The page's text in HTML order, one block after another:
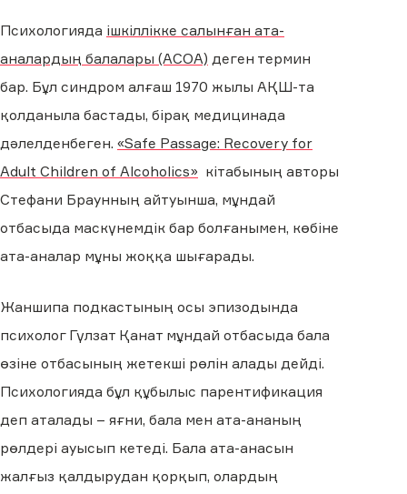
Психологияда ішкіллікке салынған ата-
аналардың балалары (ACОA) деген термин
бар. Бұл синдром алғаш 1970 жылы АҚШ-та
қолданыла бастады, бірақ медицинада
дәлелденбеген. «Safe Passage: Recovery for
Adult Children of Alcoholics» кітабының авторы
Стефани Браунның айтуынша, мұндай
отбасыда маскүнемдік бар болғанымен, көбіне
ата-аналар мұны жоққа шығарады.
Жаншипа подкастының осы эпизодында
психолог Гүлзат Қанат мұндай отбасыда бала
өзіне отбасының жетекші рөлін алады дейді.
Психологияда бұл құбылыс парентификация
деп аталады – яғни, бала мен ата-ананың
рөлдері ауысып кетеді. Бала ата-анасын
жалғыз қалдырудан қорқып, олардың